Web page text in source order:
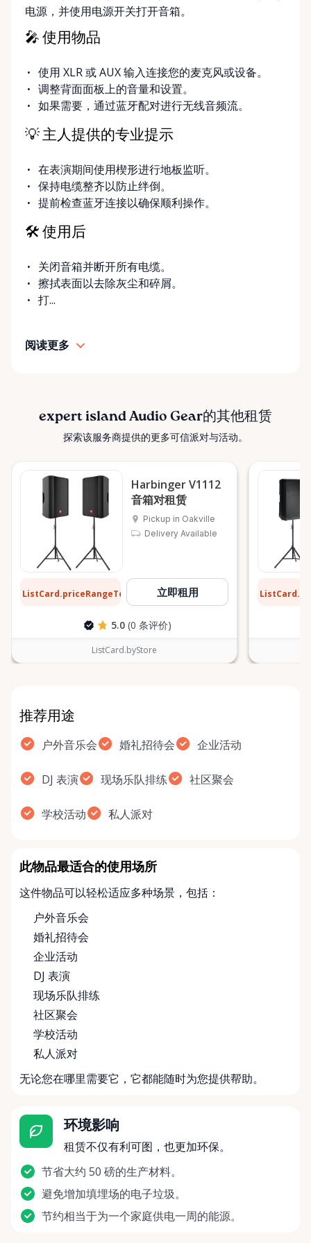
电源，并使用电源开关打开音箱。
🎤 使用物品
使用 XLR 或 AUX 输入连接您的麦克风或设备。
调整背面面板上的音量和设置。
如果需要，通过蓝牙配对进行无线音频流。
💡 主人提供的专业提示
在表演期间使用楔形进行地板监听。
保持电缆整齐以防止绊倒。
提前检查蓝牙连接以确保顺利操作。
🛠️ 使用后
关闭音箱并断开所有电缆。
擦拭表面以去除灰尘和碎屑。
打...
阅读更多
expert island Audio Gear的其他租赁
探索该服务商提供的更多可信派对与活动。
Harbinger V1112
音箱对租赁
Pickup in Oakville
Delivery Available
ListCard.priceRangeTo 立即租用
5.0 (0 条评价)
ListCard.byStore
推荐用途
户外音乐会 婚礼招待会 企业活动
DJ 表演 现场乐队排练 社区聚会
学校活动 私人派对
此物品最适合的使用场所
这件物品可以轻松适应多种场景，包括：
户外音乐会
婚礼招待会
企业活动
DJ 表演
现场乐队排练
社区聚会
学校活动
私人派对
无论您在哪里需要它，它都能随时为您提供帮助。
环境影响
租赁不仅有利可图，也更加环保。
节省大约 50 磅的生产材料。
避免增加填埋场的电子垃圾。
节约相当于为一个家庭供电一周的能源。